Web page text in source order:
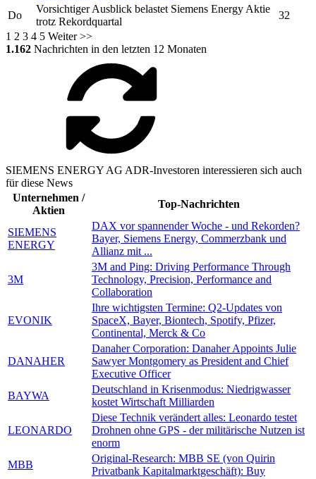
Do
Vorsichtiger Ausblick belastet Siemens Energy Aktie
trotz Rekordquartal
32
1 2 3 4 5 Weiter >>
1.162 Nachrichten in den letzten 12 Monaten
SIEMENS ENERGY AG ADR-Investoren interessieren sich auch
für diese News
Unternehmen /
Aktien
Top-Nachrichten
SIEMENS
ENERGY
DAX vor spannender Woche - und Rekorden?
Bayer, Siemens Energy, Commerzbank und
Allianz mit ...
3M
3M and Ping: Driving Performance Through
Technology, Precision, Performance and
Collaboration
EVONIK
Ihre wichtigsten Termine: Q2-Updates von
SpaceX, Bayer, Biontech, Spotify, Pfizer,
Continental, Merck & Co
DANAHER
Danaher Corporation: Danaher Appoints Julie
Sawyer Montgomery as President and Chief
Executive Officer
BAYWA
Deutschland in Krisenmodus: Niedrigwasser
kostet Wirtschaft Milliarden
LEONARDO
Diese Technik verändert alles: Leonardo testet
Drohnen ohne GPS - der militärische Nutzen ist
enorm
MBB
Original-Research: MBB SE (von Quirin
Privatbank Kapitalmarktgeschäft): Buy